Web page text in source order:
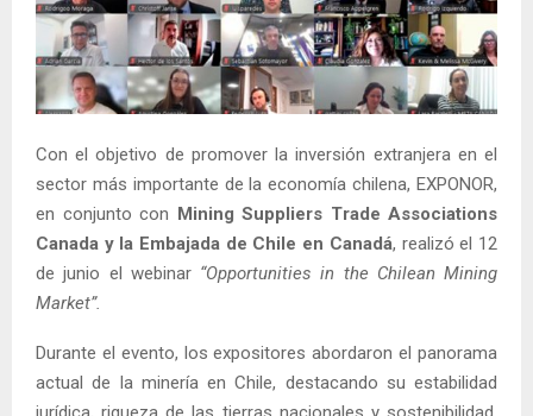
Con el objetivo de promover la inversión extranjera en el
sector más importante de la economía chilena, EXPONOR,
en conjunto con Mining Suppliers Trade Associations
Canada y la Embajada de Chile en Canadá, realizó el 12
de junio el webinar “Opportunities in the Chilean Mining
Market”.
Durante el evento, los expositores abordaron el panorama
actual de la minería en Chile, destacando su estabilidad